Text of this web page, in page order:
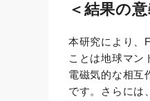
＜結果の意
本研究により、
ことは地球マン
電磁気的な相互
です。さらには